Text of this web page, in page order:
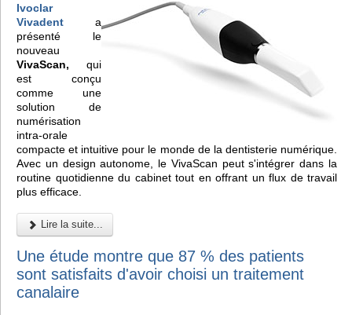
Ivoclar
Vivadent a
présenté le
nouveau
VivaScan, qui
est conçu
comme une
solution de
numérisation
intra-orale
compacte et intuitive pour le monde de la dentisterie numérique.
Avec un design autonome, le VivaScan peut s'intégrer dans la
routine quotidienne du cabinet tout en offrant un flux de travail
plus efficace.
Lire la suite...
Une étude montre que 87 % des patients
sont satisfaits d'avoir choisi un traitement
canalaire